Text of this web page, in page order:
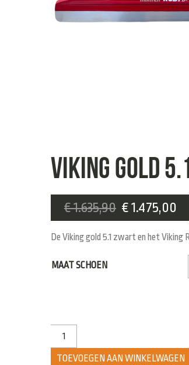
Viking gold
€1.635,90 €1.475,00
De Viking gold 5.1 zwart en het Viking
MAAT SCHOEN
TOEVOEGEN AAN WINKELWAGEN